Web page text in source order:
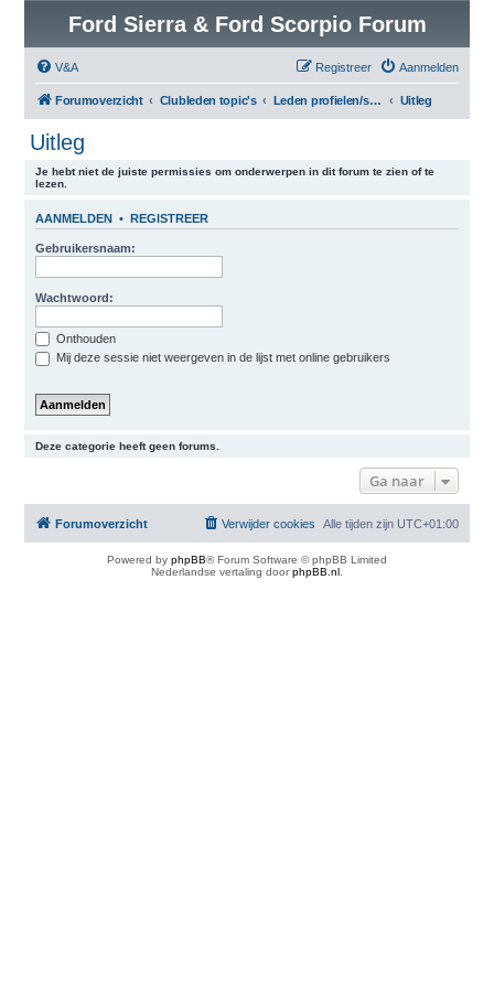
Ford Sierra & Ford Scorpio Forum
V&A Aanmelden
Registreer
Forumoverzicht Clubleden topic's Leden profielen/showcase Uitleg
Uitleg
Je hebt niet de juiste permissies om onderwerpen in dit forum te zien of te
lezen.
AANMELDEN • REGISTREER
Gebruikersnaam:
Wachtwoord:
Onthouden
Mij deze sessie niet weergeven in de lijst met online gebruikers
Deze categorie heeft geen forums.
Ga naar
Forumoverzicht Alle tijden zijn UTC+01:00
Verwijder cookies
Powered by phpBB® Forum Software © phpBB Limited
Nederlandse vertaling doorphpBB.nl